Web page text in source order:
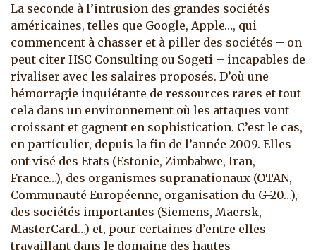
La seconde à l’intrusion des grandes sociétés
américaines, telles que Google, Apple…, qui
commencent à chasser et à piller des sociétés – on
peut citer HSC Consulting ou Sogeti – incapables de
rivaliser avec les salaires proposés. D’où une
hémorragie inquiétante de ressources rares et tout
cela dans un environnement où les attaques vont
croissant et gagnent en sophistication. C’est le cas,
en particulier, depuis la fin de l’année 2009. Elles
ont visé des Etats (Estonie, Zimbabwe, Iran,
France…), des organismes supranationaux (OTAN,
Communauté Européenne, organisation du G-20…),
des sociétés importantes (Siemens, Maersk,
MasterCard…) et, pour certaines d’entre elles
travaillant dans le domaine des hautes